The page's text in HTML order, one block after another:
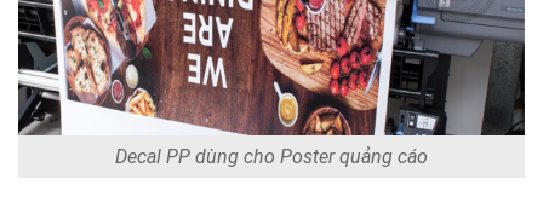
Decal PP dùng cho Poster quảng cáo